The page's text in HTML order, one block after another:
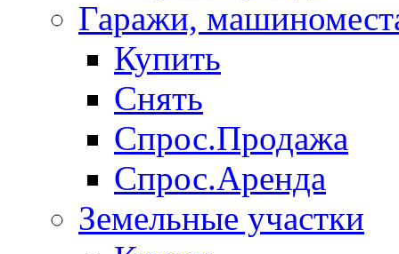
Гаражи,
Купить
Снять
Спрос.Продажа
Спрос.Аренда
Земельные участки